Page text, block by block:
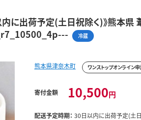
に出荷予定(土日祝除く)》熊本県
冷蔵
熊本県津奈木町 ワンストップオンライン
寄付金額 10,500円
配送予定時期： 30日以内に出荷予定(土